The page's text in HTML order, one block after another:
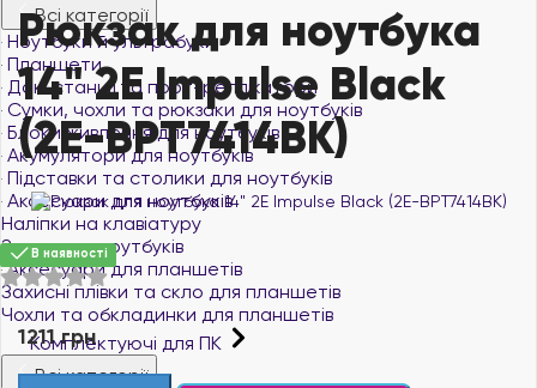
Всі категорії
Ноутбуки й ультрабуки
Планшети
Док-станції та порт-реплікатори
Сумки, чохли та рюкзаки для ноутбуків
Блоки живлення для ноутбуків
Акумулятори для ноутбуків
Підставки та столики для ноутбуків
Аксесуари для ноутбуків
Наліпки на клавіатуру
Замки для ноутбуків
Аксесуари для планшетів
Захисні плівки та скло для планшетів
Чохли та обкладинки для планшетів
Комплектуючі для ПК
Всі категорії
Рюкзак для ноутбука
14" 2E Impulse Black
(2E-BPT7414BK)
В наявності
1211 грн